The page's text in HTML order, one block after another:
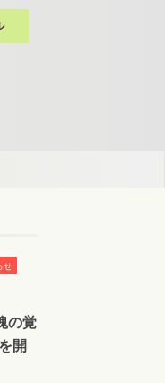
せ
の覚
開